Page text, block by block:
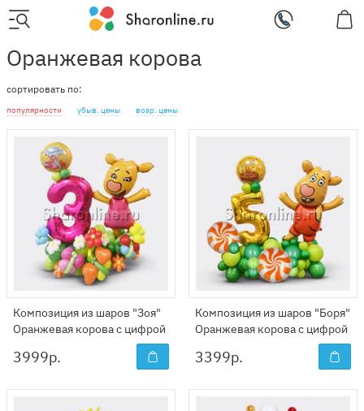
Оранжевая корова
сортировать по:
популярности убыв. цены возр. цены
Композиция из шаров "Зоя"
Оранжевая корова с цифрой
3999р.
Композиция из шаров "Боря"
Оранжевая корова с цифрой
3399р.